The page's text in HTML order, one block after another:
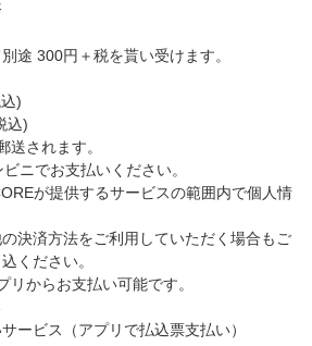
途 300円＋税を貰い受けます。
)
込)
送されます。
ニでお支払いください。
が提供するサービスの範囲内で個人情
決済方法をご利用していただく場合もご
ください。
リからお支払い可能です。
ービス（アプリで払込票支払い）